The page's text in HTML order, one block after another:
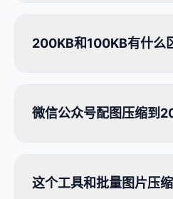
200KB和100KB有什么
微信公众号配图压缩到
这个工具和批量图片压缩